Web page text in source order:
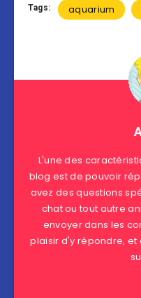
Tags: aquarium
L'une des
blog est de pouvoir
avez des questions
chat ou tout autre
envoyer dans les
plaisir d'y répondre,